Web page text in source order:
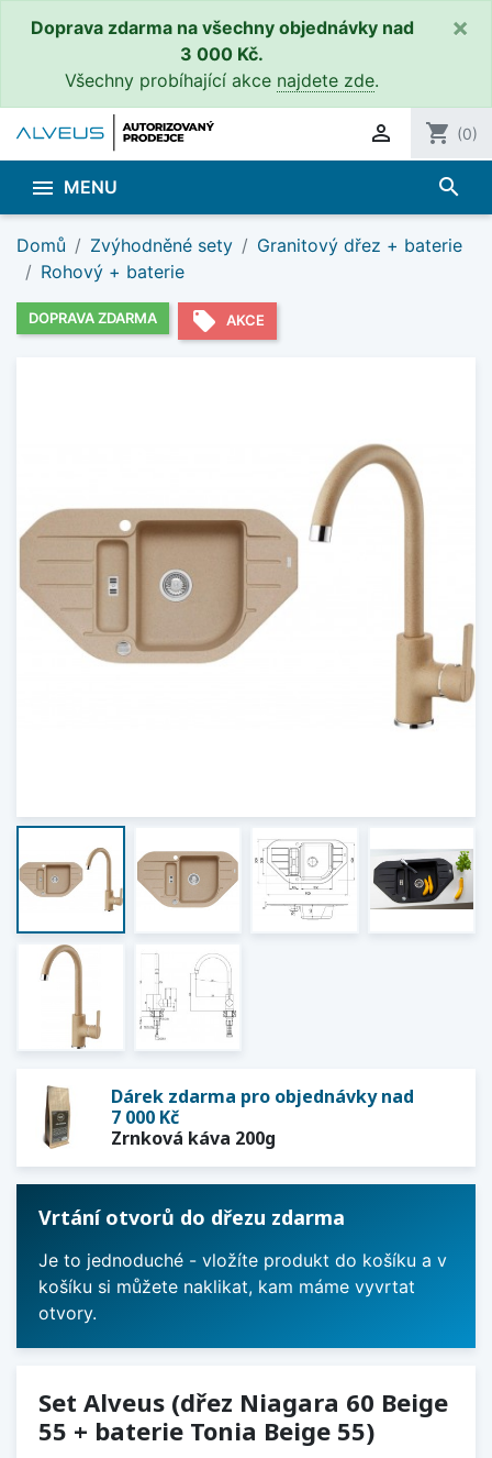
Doprava zdarma na všechny objednávky nad
3 000 Kč.
Všechny probíhající akce najdete zde.
×
 shopping_cart (0)
 MENU search
Domů Zvýhodněné sety
Granitový dřez + baterie
Rohový + baterie
DOPRAVA ZDARMA local_offer AKCE
Dárek zdarma pro objednávky nad
7 000 Kč
Zrnková káva 200g
Vrtání otvorů do dřezu zdarma
Je to jednoduché - vložíte produkt do košíku a v
košíku si můžete naklikat, kam máme vyvrtat
otvory.
Set Alveus (dřez Niagara 60 Beige
55 + baterie Tonia Beige 55)